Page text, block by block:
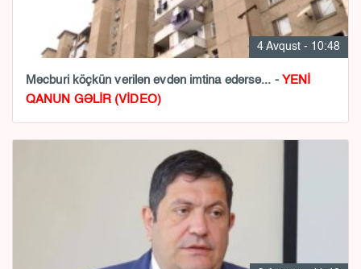
4 Avqust - 10:48
Məcburi köçkün verilən evdən imtina edərsə... - YENİ
QANUN GƏLİR (VİDEO)